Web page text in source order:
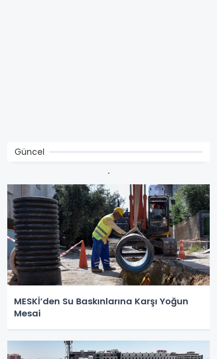
Güncel
MESKİ’den Su Baskınlarına Karşı Yoğun
Mesai